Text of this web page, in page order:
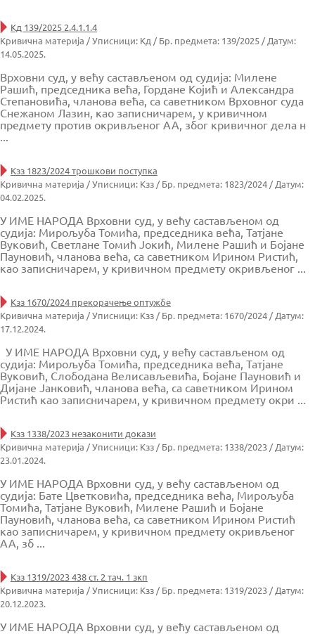
Кд 139/2025 2.4.1.1.4
Кривична материја / Уписници: Кд / Бр. предмета: 139/2025 / Датум:
14.05.2025.
Врховни суд, у већу састављеном од судија: Милене
Рашић, председника већа, Гордане Којић и Александра
Степановића, чланова већа, са саветником Врховног суда
Снежаном Лазин, као записничарем, у кривичном
предмету против окривљеног АА, због кривичног дела н
...
Кзз 1823/2024 трошкови поступка
Кривична материја / Уписници: Кзз / Бр. предмета: 1823/2024 / Датум:
04.02.2025.
У ИМЕ НАРОДА Врховни суд, у већу састављеном од
судија: Мирољуба Томића, председника већа, Татјане
Вуковић, Светлане Томић Јокић, Милене Рашић и Бојане
Пауновић, чланова већа, са саветником Ирином Ристић,
као записничарем, у кривичном предмету окривљенoг ...
Кзз 1670/2024 прекорачење оптужбе
Кривична материја / Уписници: Кзз / Бр. предмета: 1670/2024 / Датум:
17.12.2024.
У ИМЕ НАРОДА Врховни суд, у већу састављеном од
судија: Мирољуба Томића, председника већа, Татјане
Вуковић, Слободана Велисављевића, Бојане Пауновић и
Дијане Јанковић, чланова већа, са саветником Ирином
Ристић као записничарем, у кривичном предмету окри ...
Кзз 1338/2023 незаконити докази
Кривична материја / Уписници: Кзз / Бр. предмета: 1338/2023 / Датум:
23.01.2024.
У ИМЕ НАРОДА Врховни суд, у већу састављеном од
судија: Бате Цветковића, председника већа, Мирољуба
Томића, Татјане Вуковић, Милене Рашић и Бојане
Пауновић, чланова већа, са саветником Ирином Ристић
као записничарем, у кривичном предмету окривљеног
АА, зб ...
Кзз 1319/2023 438 ст. 2 тач. 1 зкп
Кривична материја / Уписници: Кзз / Бр. предмета: 1319/2023 / Датум:
20.12.2023.
У ИМЕ НАРОДА Врховни суд, у већу састављеном од